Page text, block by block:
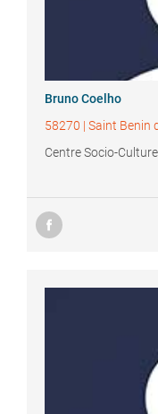
BrunoCoelho
58270 | Saint Benin
Centre Socio-